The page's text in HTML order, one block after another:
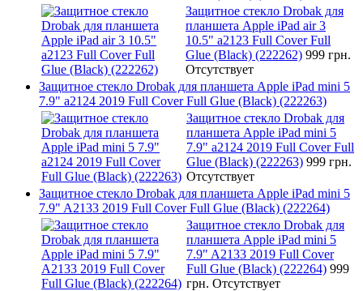
Защитное стекло Drobak для
планшета Apple iPad air 3
10.5" a2123 Full Cover Full
Glue (Black) (222262) 999 грн.
Отсутствует
Защитное стекло Drobak для планшета Apple iPad mini 5
7.9" a2124 2019 Full Cover Full Glue (Black) (222263)
Защитное стекло Drobak для
планшета Apple iPad mini 5
7.9" a2124 2019 Full Cover Full
Glue (Black) (222263) 999 грн.
Отсутствует
Защитное стекло Drobak для планшета Apple iPad mini 5
7.9" A2133 2019 Full Cover Full Glue (Black) (222264)
Защитное стекло Drobak для
планшета Apple iPad mini 5
7.9" A2133 2019 Full Cover
Full Glue (Black) (222264) 999
грн. Отсутствует